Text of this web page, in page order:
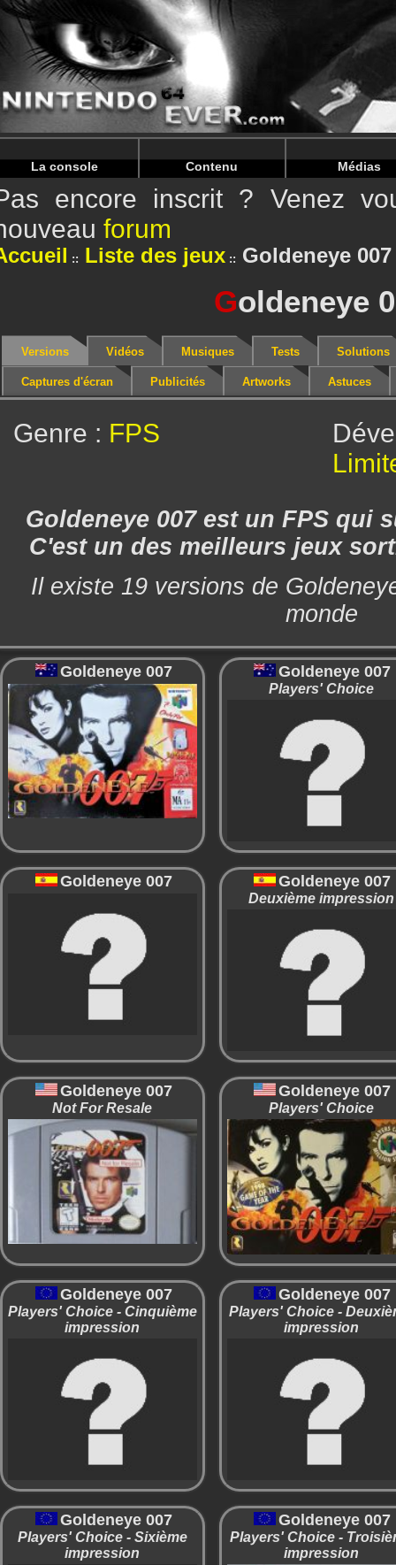
Warning: Undefined array key "HTTP_REFERER" in /
Warning: Undefined array key "HTTP_REFERER" in /
La console Contenu Médias
encore inscrit ? Venez
forum
Liste des jeux Goldeneye 007
Goldeneye
Versions Vidéos Musiques Tests Solutions
Captures d'écran Publicités Artworks Astuces
Genre : FPS
Goldeneye 007 est un FPS qui
C'est un des meilleurs jeux
Il existe 19 versions de
monde
Goldeneye 007 Goldeneye 007
Players' Choice
Goldeneye 007 Goldeneye 007
Deuxième impression
Goldeneye 007
Not For Resale
Goldeneye 007
Players' Choice
Goldeneye 007
Players' Choice - Cinquième
impression
Goldeneye 007
Players' Choice -
impression
Goldeneye 007
Players' Choice - Sixième
impression
Goldeneye 007
Players' Choice -
impression